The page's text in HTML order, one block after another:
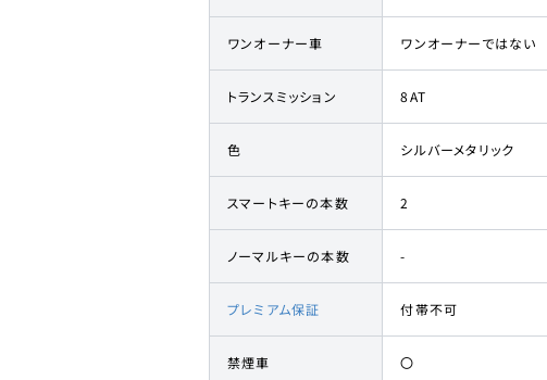
ワンオーナー車 ワンオーナーではない
トランスミッション 8AT
色 シルバーメタリック
スマートキーの本数 2
ノーマルキーの本数 -
プレミアム保証 付帯不可
禁煙車 〇